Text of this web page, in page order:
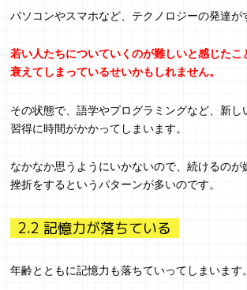
パソコンやスマホなど、テクノロジーの発達が
若い人たちについていくのが難しいと感じたこ
衰えてしまっているせいかもしれません。
その状態で、語学やプログラミングなど、新し
習得に時間がかかってしまいます。
なかなか思うようにいかないので、続けるのが
挫折をするというパターンが多いのです。
2.2 記憶力が落ちている
年齢とともに記憶力も落ちていってしまいます。